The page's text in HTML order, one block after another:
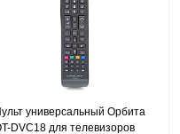
универсальный Орбита
DVC18 для телевизоров